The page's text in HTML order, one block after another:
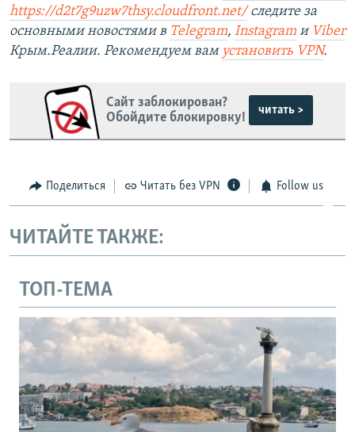
https://d2t7g9uzw7thsy.cloudfront.net/следите за
основными новостями в Telegram, Instagram и Viber
Крым.Реалии. Рекомендуем вам установить VPN.
Сайт заблокирован?
Обойдите блокировку!
читать >
Поделиться Читать без VPN Follow us
ЧИТАЙТЕ ТАКЖЕ:
ТОП-ТЕМА